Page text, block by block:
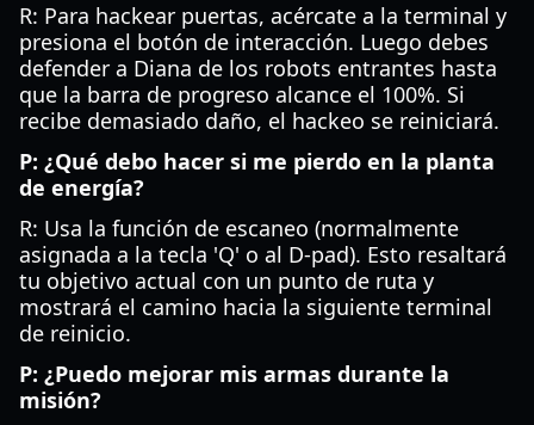
R: Para hackear puertas, acércate a la terminal y
presiona el botón de interacción. Luego debes
defender a Diana de los robots entrantes hasta
que la barra de progreso alcance el 100%. Si
recibe demasiado daño, el hackeo se reiniciará.
P: ¿Qué debo hacer si me pierdo en la planta
de energía?
R: Usa la función de escaneo (normalmente
asignada a la tecla 'Q' o al D-pad). Esto resaltará
tu objetivo actual con un punto de ruta y
mostrará el camino hacia la siguiente terminal
de reinicio.
P: ¿Puedo mejorar mis armas durante la
misión?